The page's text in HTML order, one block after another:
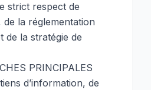
strict respect de
de la réglementation
de la stratégie de
PRINCIPALES
d’information, de